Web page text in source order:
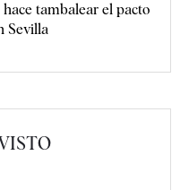
tambalear el pacto
Sevilla